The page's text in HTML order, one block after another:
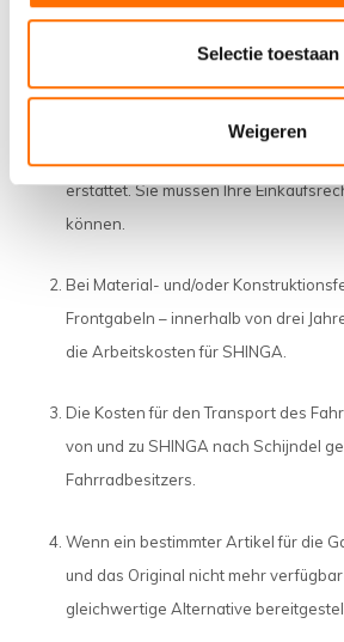
Selectie toestaan
Weigeren
Artikel 4: Garantie Teile
Während der Garantiezeit werden
SHINGA einen Material- und/oder
erstattet. Sie müssen Ihre
können.
Bei Material- und/oder
Frontgabeln – innerhalb von drei
die Arbeitskosten für SHINGA.
Die Kosten für den Transport des
von und zu SHINGA nach Schijndel
Fahrradbesitzers.
Wenn ein bestimmter Artikel für die
und das Original nicht mehr
gleichwertige Alternative